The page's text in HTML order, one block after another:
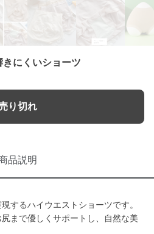
にくいショーツ
り切れ
品説明
するハイウエストショーツです。
まで優しくサポートし、自然な美